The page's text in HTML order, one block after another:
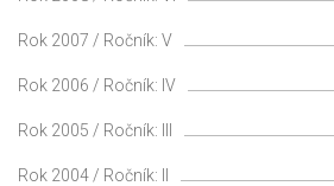
Rok 2007 / Ročník: V
Rok 2006 / Ročník: IV
Rok 2005 / Ročník: III
Rok 2004 / Ročník: II